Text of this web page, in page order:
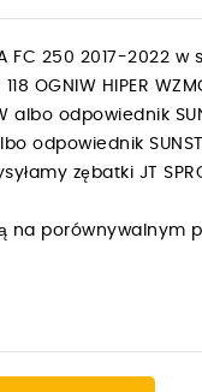
FC 250 2017-2022 w
OGNIW HIPER
albo odpowiednik
odpowiednik
zębatki JT
na porównywalnym